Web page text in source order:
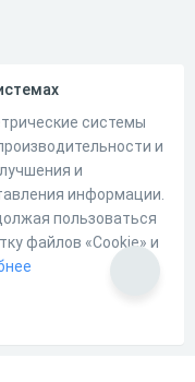
системы
и
и
информации.
пользоваться
файлов «Cookie» и